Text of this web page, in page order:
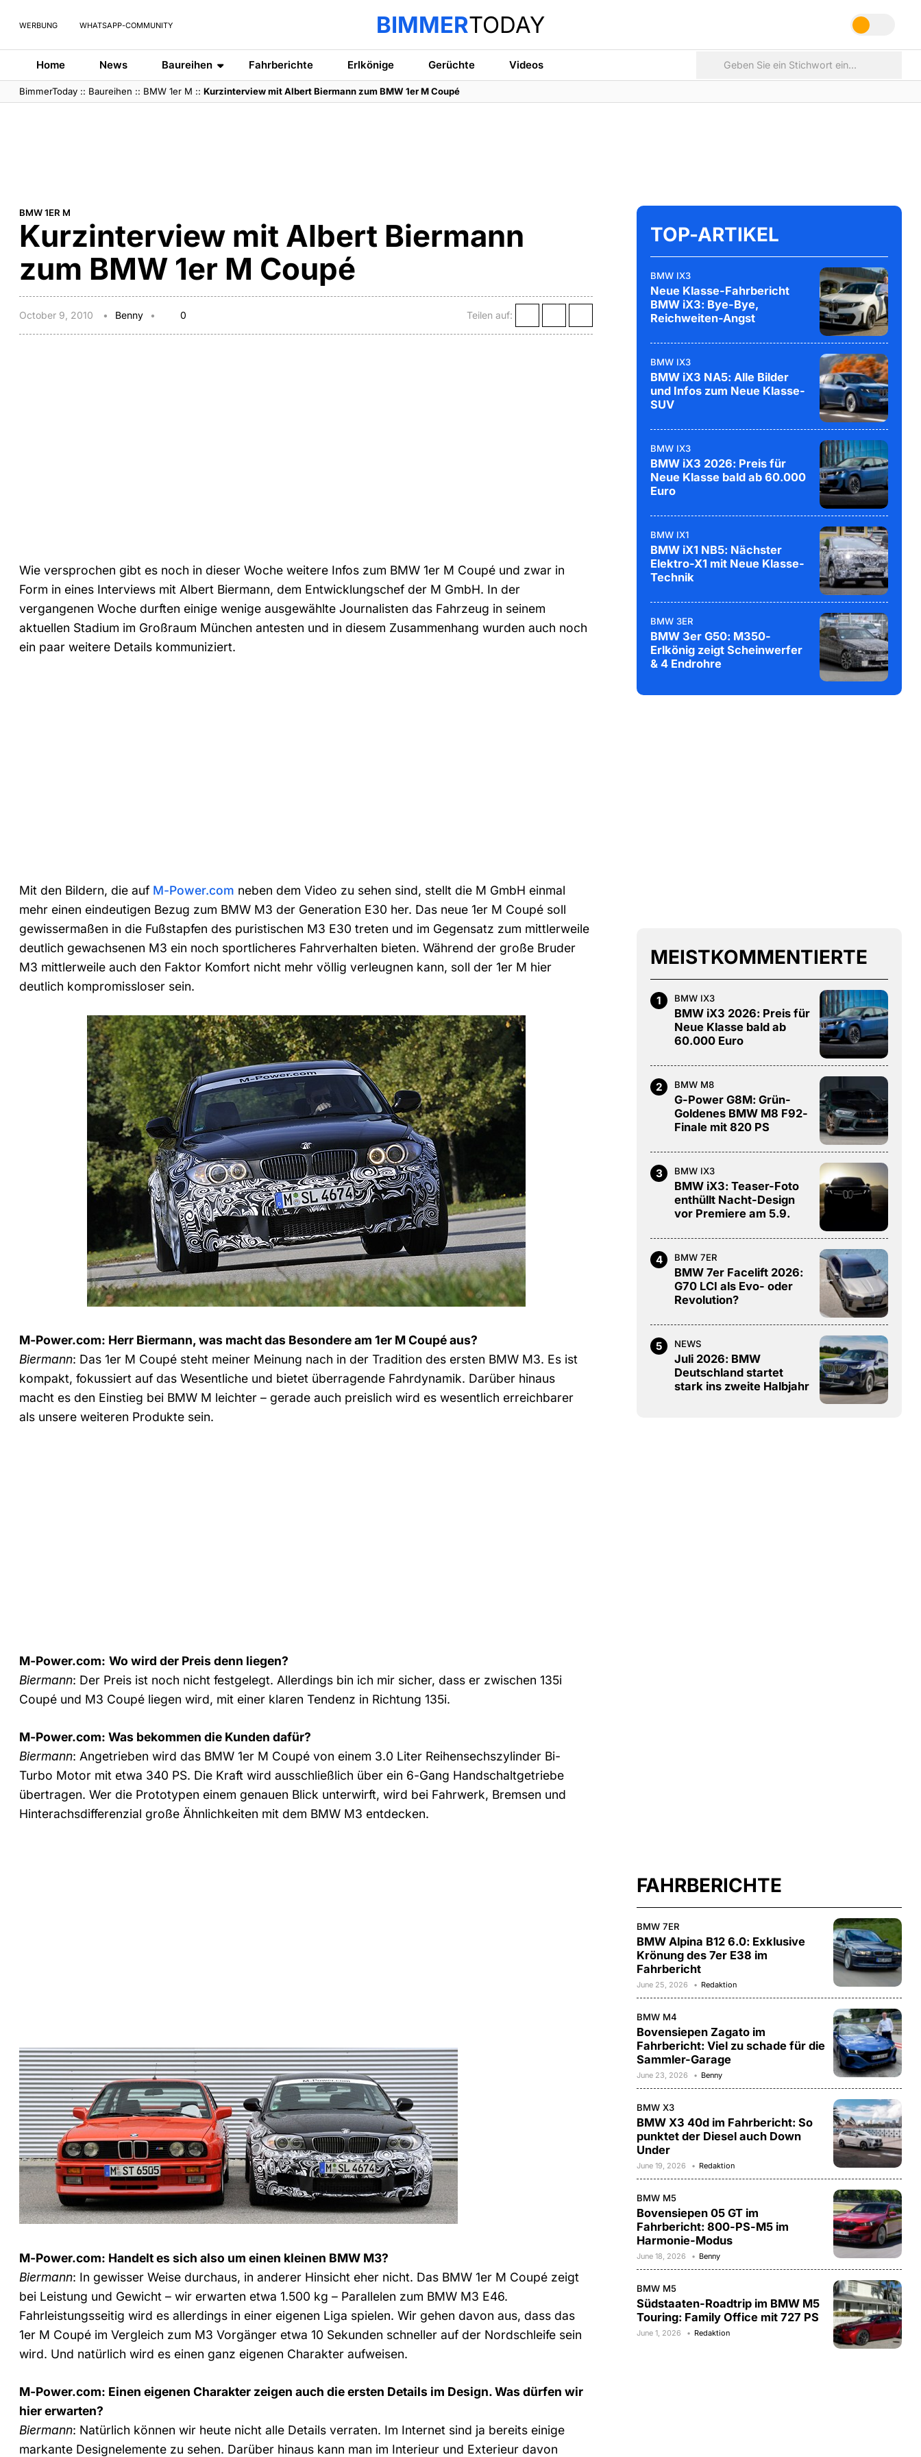
WERBUNG WHATSAPP-COMMUNITY BIMMERTODAY
Home News Baureihen Fahrberichte Erlkönige Gerüchte Videos
BimmerToday :: Baureihen :: BMW 1er M ::Kurzinterview mit Albert Biermann zum BMW 1er M Coupé
BMW 1ER M
Kurzinterview mit Albert Biermann
zum BMW 1er M Coupé
October 9, 2010 Benny 0 Teilen auf:
Wie versprochen gibt es noch in dieser Woche weitere Infos zum BMW 1er M Coupé und zwar in
Form in eines Interviews mit Albert Biermann, dem Entwicklungschef der M GmbH. In der
vergangenen Woche durften einige wenige ausgewählte Journalisten das Fahrzeug in seinem
aktuellen Stadium im Großraum München antesten und in diesem Zusammenhang wurden auch noch
ein paar weitere Details kommuniziert.
Mit den Bildern, die auf M-Power.com neben dem Video zu sehen sind, stellt die M GmbH einmal
mehr einen eindeutigen Bezug zum BMW M3 der Generation E30 her. Das neue 1er M Coupé soll
gewissermaßen in die Fußstapfen des puristischen M3 E30 treten und im Gegensatz zum mittlerweile
deutlich gewachsenen M3 ein noch sportlicheres Fahrverhalten bieten. Während der große Bruder
M3 mittlerweile auch den Faktor Komfort nicht mehr völlig verleugnen kann, soll der 1er M hier
deutlich kompromissloser sein.
M-Power.com: Herr Biermann, was macht das Besondere am 1er M Coupé aus?
Biermann: Das 1er M Coupé steht meiner Meinung nach in der Tradition des ersten BMW M3. Es ist
kompakt, fokussiert auf das Wesentliche und bietet überragende Fahrdynamik. Darüber hinaus
macht es den Einstieg bei BMW M leichter – gerade auch preislich wird es wesentlich erreichbarer
als unsere weiteren Produkte sein.
M-Power.com: Wo wird der Preis denn liegen?
Biermann: Der Preis ist noch nicht festgelegt. Allerdings bin ich mir sicher, dass er zwischen 135i
Coupé und M3 Coupé liegen wird, mit einer klaren Tendenz in Richtung 135i.
M-Power.com: Was bekommen die Kunden dafür?
Biermann: Angetrieben wird das BMW 1er M Coupé von einem 3.0 Liter Reihensechszylinder Bi-
Turbo Motor mit etwa 340 PS. Die Kraft wird ausschließlich über ein 6-Gang Handschaltgetriebe
übertragen. Wer die Prototypen einem genauen Blick unterwirft, wird bei Fahrwerk, Bremsen und
Hinterachsdifferenzial große Ähnlichkeiten mit dem BMW M3 entdecken.
M-Power.com: Handelt es sich also um einen kleinen BMW M3?
Biermann: In gewisser Weise durchaus, in anderer Hinsicht eher nicht. Das BMW 1er M Coupé zeigt
bei Leistung und Gewicht – wir erwarten etwa 1.500 kg – Parallelen zum BMW M3 E46.
Fahrleistungsseitig wird es allerdings in einer eigenen Liga spielen. Wir gehen davon aus, dass das
1er M Coupé im Vergleich zum M3 Vorgänger etwa 10 Sekunden schneller auf der Nordschleife sein
wird. Und natürlich wird es einen ganz eigenen Charakter aufweisen.
M-Power.com: Einen eigenen Charakter zeigen auch die ersten Details im Design. Was dürfen wir
hier erwarten?
Biermann: Natürlich können wir heute nicht alle Details verraten. Im Internet sind ja bereits einige
markante Designelemente zu sehen. Darüber hinaus kann man im Interieur und Exterieur davon
TOP-ARTIKEL
BMW IX3
Neue Klasse-Fahrbericht
BMW iX3: Bye-Bye,
Reichweiten-Angst
BMW IX3
BMW iX3 NA5: Alle Bilder
und Infos zum Neue Klasse-
SUV
BMW IX3
BMW iX3 2026: Preis für
Neue Klasse bald ab 60.000
Euro
BMW IX1
BMW iX1 NB5: Nächster
Elektro-X1 mit Neue Klasse-
Technik
BMW 3ER
BMW 3er G50: M350-
Erlkönig zeigt Scheinwerfer
& 4 Endrohre
MEISTKOMMENTIERTE
1 BMW IX3
BMW iX3 2026: Preis für
Neue Klasse bald ab
60.000 Euro
2 BMW M8
G-Power G8M: Grün-
Goldenes BMW M8 F92-
Finale mit 820 PS
3 BMW IX3
BMW iX3: Teaser-Foto
enthüllt Nacht-Design
vor Premiere am 5.9.
4 BMW 7ER
BMW 7er Facelift 2026:
G70 LCI als Evo- oder
Revolution?
5 NEWS
Juli 2026: BMW
Deutschland startet
stark ins zweite Halbjahr
FAHRBERICHTE
BMW 7ER
BMW Alpina B12 6.0: Exklusive
Krönung des 7er E38 im
Fahrbericht
June 25, 2026 Redaktion
BMW M4
Bovensiepen Zagato im
Fahrbericht: Viel zu schade für die
Sammler-Garage
June 23, 2026 Benny
BMW X3
BMW X3 40d im Fahrbericht: So
punktet der Diesel auch Down
Under
June 19, 2026 Redaktion
BMW M5
Bovensiepen 05 GT im
Fahrbericht: 800-PS-M5 im
Harmonie-Modus
June 18, 2026 Benny
BMW M5
Südstaaten-Roadtrip im BMW M5
Touring: Family Office mit 727 PS
June 1, 2026 Redaktion